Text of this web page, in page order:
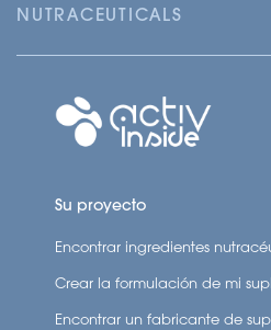
NUTRACEUTICALS
Su proyecto
Encontrar ingredientes
Crear la formulación de mi
Encontrar un fabricante de